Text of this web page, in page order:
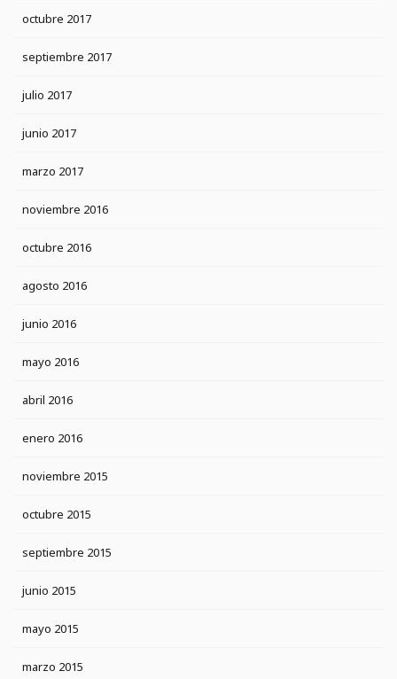
octubre 2017
septiembre 2017
julio 2017
junio 2017
marzo 2017
noviembre 2016
octubre 2016
agosto 2016
junio 2016
mayo 2016
abril 2016
enero 2016
noviembre 2015
octubre 2015
septiembre 2015
junio 2015
mayo 2015
marzo 2015